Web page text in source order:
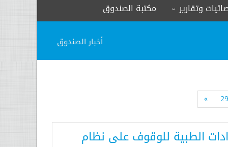
وتقارير مكتبة الصندوق
أخبار الصندوق
»
الطبية للوقوف على نظام